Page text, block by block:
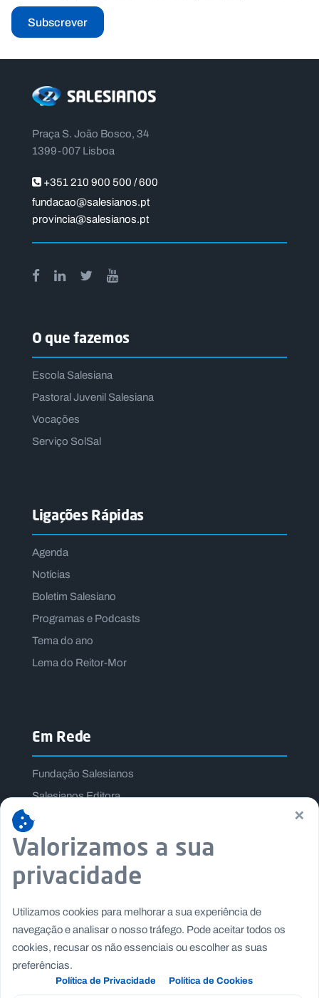
Subscrever
Praça S. João Bosco, 34
1399-007 Lisboa
+351 210 900 500 / 600
fundacao@salesianos.pt
provincia@salesianos.pt
O que fazemos
Escola Salesiana
Pastoral Juvenil Salesiana
Vocações
Serviço SolSal
Ligações Rápidas
Agenda
Notícias
Boletim Salesiano
Programas e Podcasts
Tema do ano
Lema do Reitor-Mor
Em Rede
Fundação Salesianos
Salesianos Editora
Família Salesiana
Missão Dom Bosco
Jogos Nacionais Salesianos
×
Valorizamos a sua
privacidade
Utilizamos cookies para melhorar a sua experiência de
navegação e analisar o nosso tráfego. Pode aceitar todos os
cookies, recusar os não essenciais ou escolher as suas
preferências.
Política de Privacidade Política de Cookies